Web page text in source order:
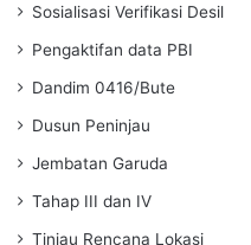
Sosialisasi Verifikasi Desil
Pengaktifan data PBI
Dandim 0416/Bute
Dusun Peninjau
Jembatan Garuda
Tahap III dan IV
Tinjau Rencana Lokasi